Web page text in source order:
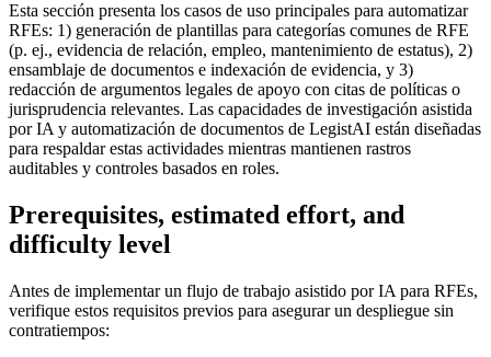
Esta sección presenta los casos de uso principales para automatizar
RFEs: 1) generación de plantillas para categorías comunes de RFE
(p. ej., evidencia de relación, empleo, mantenimiento de estatus), 2)
ensamblaje de documentos e indexación de evidencia, y 3)
redacción de argumentos legales de apoyo con citas de políticas o
jurisprudencia relevantes. Las capacidades de investigación asistida
por IA y automatización de documentos de LegistAI están diseñadas
para respaldar estas actividades mientras mantienen rastros
auditables y controles basados en roles.
Prerequisites, estimated effort, and
difficulty level
Antes de implementar un flujo de trabajo asistido por IA para RFEs,
verifique estos requisitos previos para asegurar un despliegue sin
contratiempos: